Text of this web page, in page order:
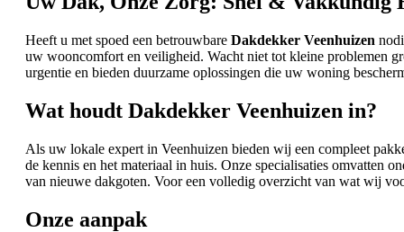
Heeft u met spoed een betrouwbare Dakdekker Veenhuizen
uw wooncomfort en veiligheid. Wacht niet tot kleine problemen
urgentie en bieden duurzame oplossingen die uw woning
Wat houdt Dakdekker Veenhuizen in?
Als uw lokale expert in Veenhuizen bieden wij een compleet
de kennis en het materiaal in huis. Onze specialisaties omvatten
van nieuwe dakgoten. Voor een volledig overzicht van wat wij
Onze aanpak